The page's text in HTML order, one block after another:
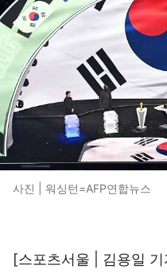
사진 | 워싱턴=AFP연합뉴스
[스포츠서울 | 김용일